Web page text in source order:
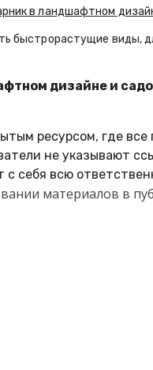
в ландшафтном
быстрорастущие виды,
дизайне и
ресурсом, где
не указывают
себя всю
материалов в